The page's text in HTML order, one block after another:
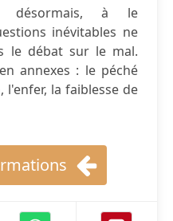
désormais, à le
inévitables ne
le débat sur le mal.
annexes : le péché
la faiblesse de